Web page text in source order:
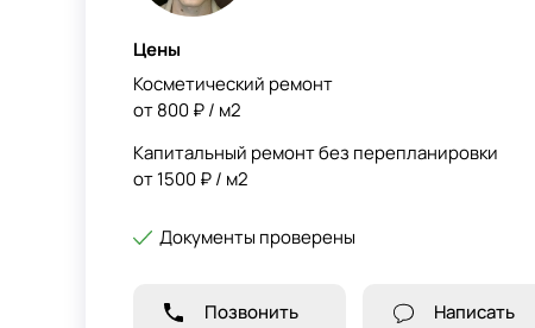
Цены
Косметический ремонт
от 800 ₽ / м2
Капитальный ремонт без перепланировки
от 1500 ₽ / м2
Документы проверены
Позвонить Написать